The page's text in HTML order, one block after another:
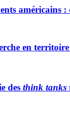
américains
en
des think tanks